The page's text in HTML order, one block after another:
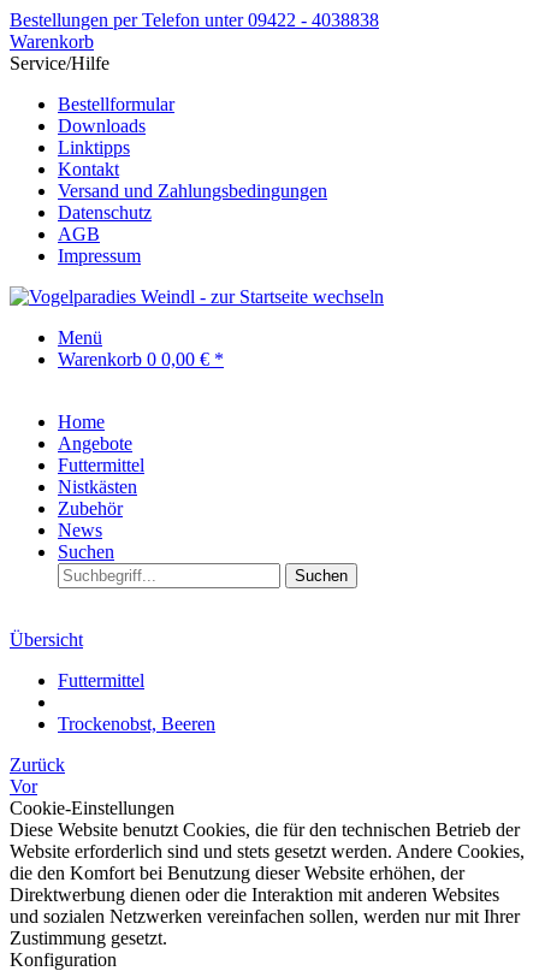
Bestellungen per Telefon unter 09422 - 4038838
Warenkorb
Service/Hilfe
Bestellformular
Downloads
Linktipps
Kontakt
Versand und Zahlungsbedingungen
Datenschutz
AGB
Impressum
Menü
Warenkorb 0 0,00 € *
Home
Angebote
Futtermittel
Nistkästen
Zubehör
News
Suchen
Suchen
Übersicht
Futtermittel
Trockenobst, Beeren
Zurück
Vor
Cookie-Einstellungen
Diese Website benutzt Cookies, die für den technischen Betrieb der
Website erforderlich sind und stets gesetzt werden. Andere Cookies,
die den Komfort bei Benutzung dieser Website erhöhen, der
Direktwerbung dienen oder die Interaktion mit anderen Websites
und sozialen Netzwerken vereinfachen sollen, werden nur mit Ihrer
Zustimmung gesetzt.
Konfiguration